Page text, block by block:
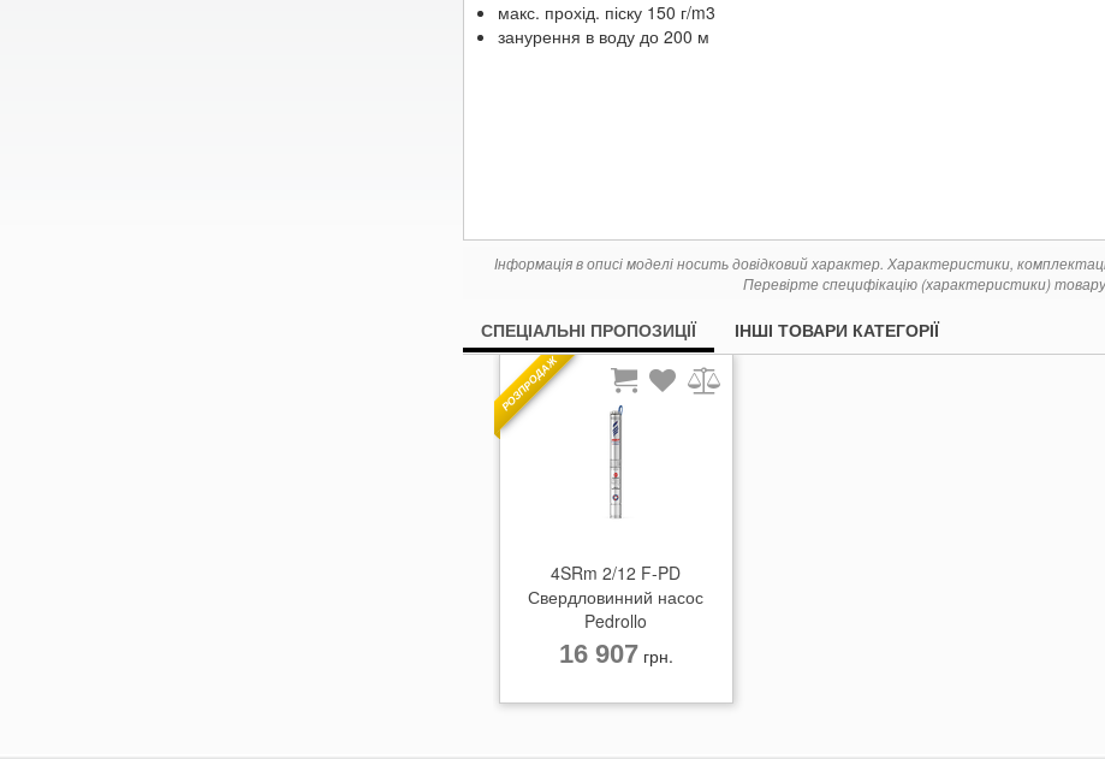
макс. прохід. піску 150 г/m3
занурення в воду до 200 м
Інформація в описі моделі носить довідковий характер. Характеристики,
Перевірте специфікацію (характеристики)
СПЕЦІАЛЬНІ ПРОПОЗИЦІЇ ІНШІ ТОВАРИ КАТЕГОРІЇ
РОЗПРОДАЖ
4SRm 2/12 F-PD
Свердловинний насос
Pedrollo
16 907 грн.